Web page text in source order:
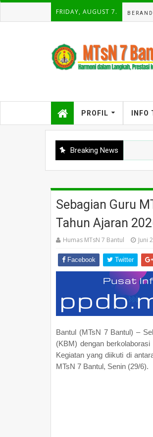
FRIDAY, AUGUST 7.
PROFIL INFO
Breaking News
Sebagian Guru
Tahun Ajaran
Humas MTsN 7 Bantul Juni
Facebook Twitter
Bantul (MTsN 7 Bantul) –
(KBM) dengan
Kegiatan yang diikuti di
MTsN 7 Bantul, Senin (29/6).